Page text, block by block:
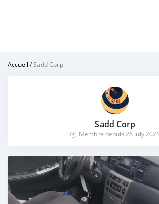
Accueil /Sadd Corp
Sadd Corp
Membre depuis 26 July 2021